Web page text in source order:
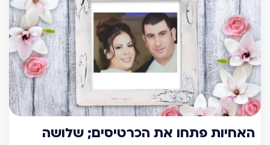
האחיות פתחו את הכרטיסים; שלושה